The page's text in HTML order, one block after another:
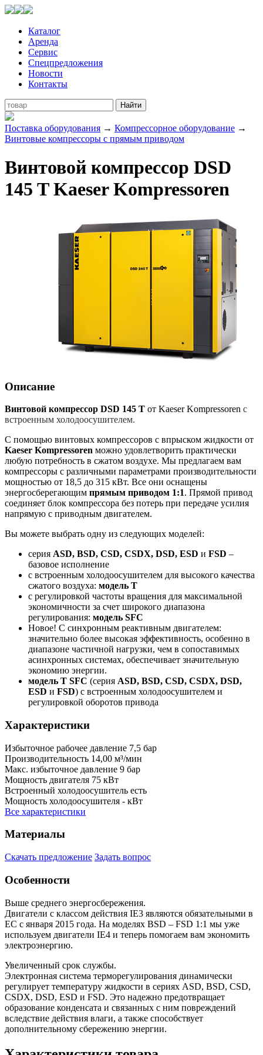
Каталог
Аренда
Сервис
Спецпредложения
Новости
Контакты
Поставка оборудования → Компрессорное оборудование →
Винтовые компрессоры с прямым приводом
Винтовой компрессор DSD
145 T Kaeser Kompressoren
Описание
Винтовой компрессор DSD 145 T от Kaeser Kompressoren с
встроенным холодоосушителем.
С помощью винтовых компрессоров с впрыском жидкости от
Kaeser Kompressoren можно удовлетворить практически
любую потребность в сжатом воздухе. Мы предлагаем вам
компрессоры с различными параметрами производительности
мощностью от 18,5 до 315 кВт. Все они оснащены
энергосберегающим прямым приводом 1:1. Прямой привод
соединяет блок компрессора без потерь при передаче усилия
напрямую с приводным двигателем.
Вы можете выбрать одну из следующих моделей:
серия ASD, BSD, CSD, CSDX, DSD, ESD и FSD –
базовое исполнение
с встроенным холодоосушителем для высокого качества
сжатого воздуха: модель T
с регулировкой частоты вращения для максимальной
экономичности за счет широкого диапазона
регулирования: модель SFC
Новое! С синхронным реактивным двигателем:
значительно более высокая эффективность, особенно в
диапазоне частичной нагрузки, чем в сопоставимых
асинхронных системах, обеспечивает значительную
экономию энергии.
модель T SFC (серия ASD, BSD, CSD, CSDX, DSD,
ESD и FSD) с встроенным холодоосушителем и
регулировкой оборотов привода
Характеристики
Избыточное рабочее давление 7,5 бар
Производительность 14,00 м³/мин
Макс. избыточное давление 9 бар
Мощность двигателя 75 кВт
Встроенный холодоосушитель есть
Мощность холодоосушителя - кВт
Все характеристики
Материалы
Скачать предложение Задать вопрос
Особенности
Выше среднего энергосбережения.
Двигатели с классом действия IE3 являются обязательными в
ЕС с января 2015 года. На моделях BSD – FSD 1:1 мы уже
используем двигатели IE4 и теперь помогаем вам экономить
электроэнергию.
Увеличенный срок службы.
Электронная система терморегулирования динамически
регулирует температуру жидкости в сериях ASD, BSD, CSD,
CSDX, DSD, ESD и FSD. Это надежно предотвращает
образование конденсата и связанных с ним повреждений
вследствие действия влаги, а также способствует
дополнительному сбережению энергии.